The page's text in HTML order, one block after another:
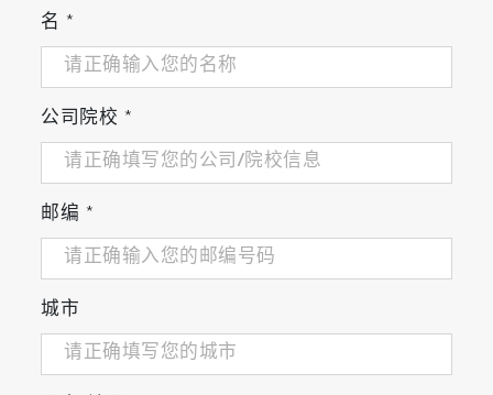
名 *
公司院校 *
邮编 *
城市